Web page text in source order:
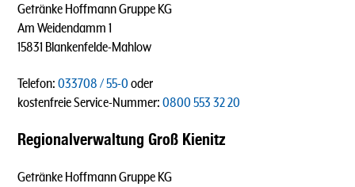
Getränke Hoffmann Gruppe KG
Am Weidendamm 1
15831 Blankenfelde-Mahlow
Telefon: 033708 / 55-0 oder
kostenfreie Service-Nummer: 0800 553 32 20
Regionalverwaltung Groß Kienitz
Getränke Hoffmann Gruppe KG